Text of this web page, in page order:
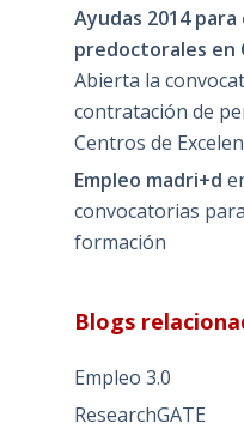
Ayudas 2014
predoctorales en
Abierta la
contratación de
Centros de
Empleo madri+d
convocatorias
formación
Blogs
Empleo 3.0
ResearchGATE